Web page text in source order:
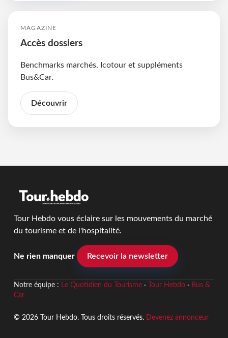
MAGAZINE
Accès dossiers
Benchmarks marchés, Icotour et suppléments
Bus&Car.
Découvrir
Tour Hebdo vous éclaire sur les mouvements du marché
du tourisme et de l'hospitalité.
Ne rien manquer Recevoir la newsletter
Notre équipe : Le Quotidien du Tourisme· Tour Hebdo· Bus &
Car
© 2026 Tour Hebdo. Tous droits réservés. Devenez annonceur